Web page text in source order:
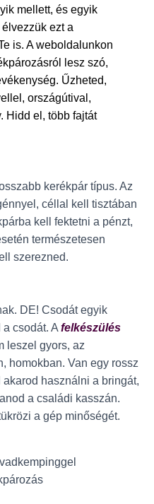
mellett, és egyik
ezt a
is. A weboldalunkon
lesz szó,
Űzheted,
országútival,
Hidd el, több fajtát
kerékpár típus. Az
céllal kell tisztában
kell fektetni a pénzt,
természetesen
szerezned.
DE! Csodát egyik
csodát. A felkészülés
leszel gyors, az
homokban. Van egy rossz
használni a bringát,
a családi kasszán.
a gép minőségét.